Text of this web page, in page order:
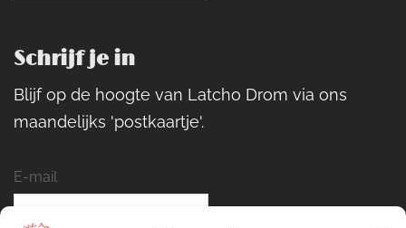
Schrijf je in
Blijf op de hoogte van Latcho Drom via ons
maandelijks 'postkaartje'.
E-mail